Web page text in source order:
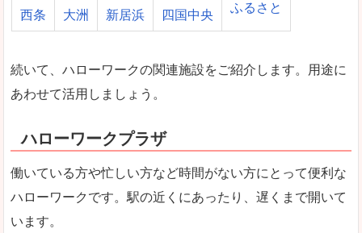
ふるさと
西条 大洲 新居浜 四国中央
続いて、ハローワークの関連施設をご紹介します。用途に
あわせて活用しましょう。
ハローワークプラザ
働いている方や忙しい方など時間がない方にとって便利な
ハローワークです。駅の近くにあったり、遅くまで開いて
います。